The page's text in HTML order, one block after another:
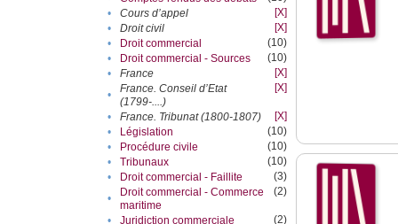
•
Cours d’appel
[X]
•
Droit civil
[X]
•
Droit commercial
(10)
•
Droit commercial - Sources
(10)
•
France
[X]
•
France. Conseil d’Etat
(1799-....)
[X]
• France. Tribunat (1800-1807)
[X]
•
Législation
(10)
•
Procédure civile
(10)
•
Tribunaux
(10)
•
Droit commercial - Faillite
(3)
•
Droit commercial - Commerce
maritime
(2)
• Juridiction commerciale
(2)